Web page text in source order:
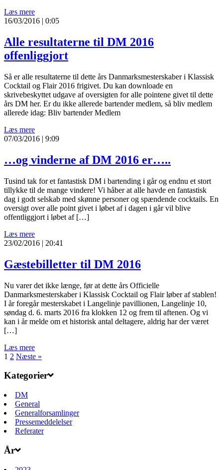
Læs mere
16/03/2016 | 0:05
Alle resultaterne til DM 2016
offenliggjort
Så er alle resultaterne til dette års Danmarksmesterskaber i Klassisk
Cocktail og Flair 2016 frigivet. Du kan downloade en
skrivebeskyttet udgave af oversigten for alle pointene givet til dette
års DM her. Er du ikke allerede bartender medlem, så bliv medlem
allerede idag: Bliv bartender Medlem
Læs mere
07/03/2016 | 9:09
…og vinderne af DM 2016 er…..
Tusind tak for et fantastisk DM i bartending i går og endnu et stort
tillykke til de mange vindere! Vi håber at alle havde en fantastisk
dag i godt selskab med skønne personer og spændende cocktails. En
oversigt over alle point givet i løbet af i dagen i går vil blive
offentliggjort i løbet af […]
Læs mere
23/02/2016 | 20:41
Gæstebilletter til DM 2016
Nu varer det ikke længe, før at dette års Officielle
Danmarksmesterskaber i Klassisk Cocktail og Flair løber af stablen!
I år foregår mesterskabet i Langelinje pavillionen, Langelinje 10,
søndag d. 6. marts 2016 fra klokken 12 og frem til aftenen. Og vi
kan i år melde om et historisk antal deltagere, aldrig har der været
[…]
Læs mere
1 2 Næste »
Kategorier
DM
General
Generalforsamlinger
Pressemeddelelser
Referater
År